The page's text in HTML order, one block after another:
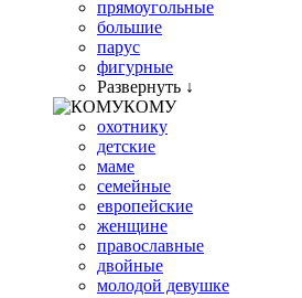
прямоугольные
большие
парус
фигурные
Развернуть ↓
КОМУ
охотнику
детские
маме
семейные
европейские
женщине
православные
двойные
молодой девушке